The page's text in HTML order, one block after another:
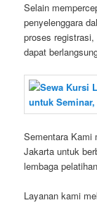
Selain
penyelenggara
proses registrasi,
dapat
Sementara Kami
Jakarta untuk
lembaga
Layanan kami